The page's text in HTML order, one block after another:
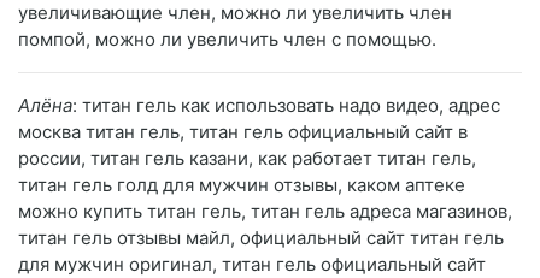
увеличивающие член, можно ли увеличить член
помпой, можно ли увеличить член с помощью.
Алёна: титан гель как использовать надо видео, адрес
москва титан гель, титан гель официальный сайт в
россии, титан гель казани, как работает титан гель,
титан гель голд для мужчин отзывы, каком аптеке
можно купить титан гель, титан гель адреса магазинов,
титан гель отзывы майл, официальный сайт титан гель
для мужчин оригинал, титан гель официальный сайт